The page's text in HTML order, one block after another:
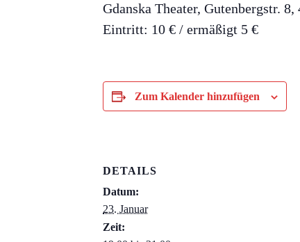
Gdanska Theater, Gutenbergstr. 8,
Eintritt: 10 € / ermäßigt 5 €
Zum Kalender hinzufügen
DETAILS
Datum:
23. Januar
Zeit: